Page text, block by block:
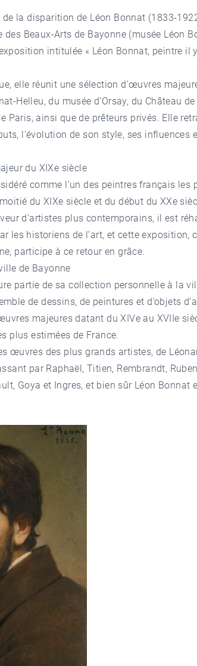
de la disparition de Léon Bonnat (1833-
des Beaux-Arts de Bayonne (musée Léon
intitulée « Léon Bonnat, peintre il
elle réunit une sélection d’œuvres
Helleu, du musée d’Orsay, du Château
Paris, ainsi que de prêteurs privés. Elle
l’évolution de son style, ses influences
du XIXe siècle
comme l’un des peintres français les
du XIXe siècle et du début du XXe
d’artistes plus contemporains, il est
les historiens de l’art, et cette exposition,
participe à ce retour en grâce.
de Bayonne
partie de sa collection personnelle à la
de dessins, de peintures et d’objets
majeures datant du XIVe au XVIIe
plus estimées de France.
œuvres des plus grands artistes, de
par Raphaël, Titien, Rembrandt,
Goya et Ingres, et bien sûr Léon Bonnat